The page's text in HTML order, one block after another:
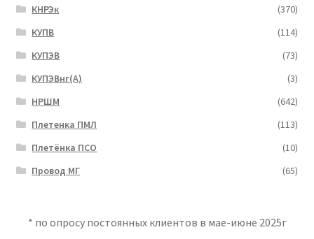
КНРЭк
(370)
КУПВ
(114)
КУПЭВ
(73)
КУПЭВнг(А)
(3)
НРШМ
(642)
Плетенка ПМЛ
(113)
Плетёнка ПСО
(10)
Провод МГ
(65)
* по опросу постоянных клиентов в мае-июне 2025г